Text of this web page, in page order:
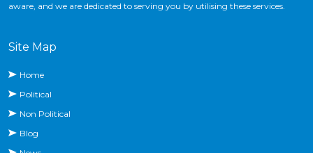
aware, and we are dedicated to serving you by utilising these services.
Site Map
Home
Political
Non Political
Blog